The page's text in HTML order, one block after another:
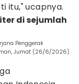
itu," ucapnya.
di sejumlah
Penggerak
Jumat (26/6/2026).